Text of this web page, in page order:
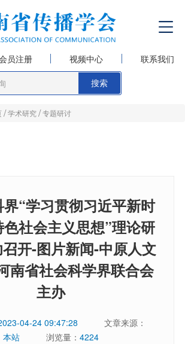
员注册 视频中心 联系我们
/学术研究/专题研讨
“学习贯彻习近平新时
社会主义思想”理论研
开-图片新闻-中原人文
南省社会科学界联合会
主办
04-24 09:47:28
文章来源：
本站
浏览量： 4224